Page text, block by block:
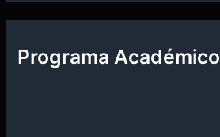
Programa Académico